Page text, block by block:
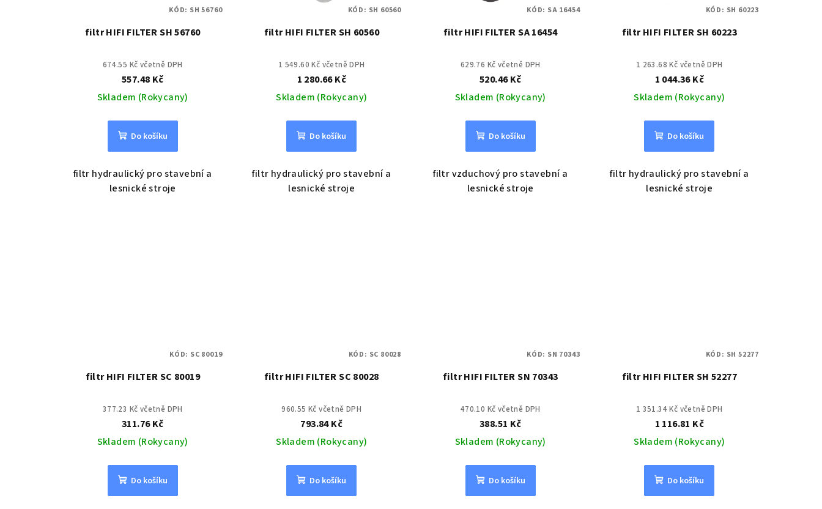
filtr HIFI FILTER SH 56760
674.55 Kč včetně DPH
557.48 Kč
Skladem (Rokycany)
Do košíku
filtr hydraulický pro stavební a
lesnické stroje
KÓD: SH 56760
filtr HIFI FILTER SH 60560
1 549.60 Kč včetně DPH
1 280.66 Kč
Skladem (Rokycany)
Do košíku
filtr hydraulický pro stavební a
lesnické stroje
KÓD: SH 60560
filtr HIFI FILTER SA 16454
629.76 Kč včetně DPH
520.46 Kč
Skladem (Rokycany)
Do košíku
filtr vzduchový pro stavební a
lesnické stroje
KÓD: SA 16454
filtr HIFI FILTER SH 60223
1 263.68 Kč včetně DPH
1 044.36 Kč
Skladem (Rokycany)
Do košíku
filtr hydraulický pro stavební a
lesnické stroje
KÓD: SH 60223
filtr HIFI FILTER SC 80019
377.23 Kč včetně DPH
311.76 Kč
Skladem (Rokycany)
Do košíku
KÓD: SC 80019
filtr HIFI FILTER SC 80028
960.55 Kč včetně DPH
793.84 Kč
Skladem (Rokycany)
Do košíku
KÓD: SC 80028
filtr HIFI FILTER SN 70343
470.10 Kč včetně DPH
388.51 Kč
Skladem (Rokycany)
Do košíku
KÓD: SN 70343
filtr HIFI FILTER SH 52277
1 351.34 Kč včetně DPH
1 116.81 Kč
Skladem (Rokycany)
Do košíku
KÓD: SH 52277